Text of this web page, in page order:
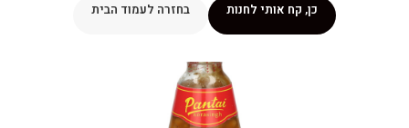
כן, קח אותי לחנות בחזרה לעמוד הבית